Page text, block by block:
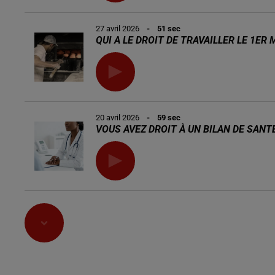
27 avril 2026 - 51 sec
QUI A LE DROIT DE TRAVAILLER LE 1ER
20 avril 2026 - 59 sec
VOUS AVEZ DROIT À UN BILAN DE